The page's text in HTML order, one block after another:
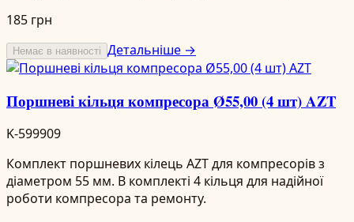
185 грн
Немає в наявності Детальніше →
Поршневі кільця компресора Ø55,00 (4 шт) AZT
K-599909
Комплект поршневих кілець AZT для компресорів з
діаметром 55 мм. В комплекті 4 кільця для надійної
роботи компресора та ремонту.